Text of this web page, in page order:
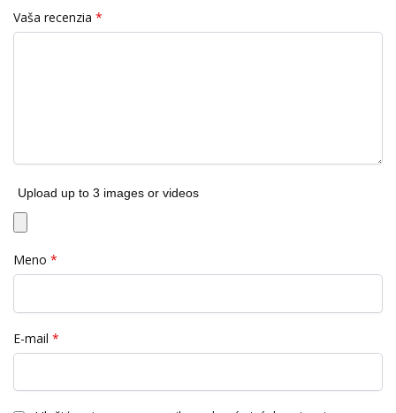
Vaša recenzia *
Upload up to 3 images or videos
Meno *
E-mail *